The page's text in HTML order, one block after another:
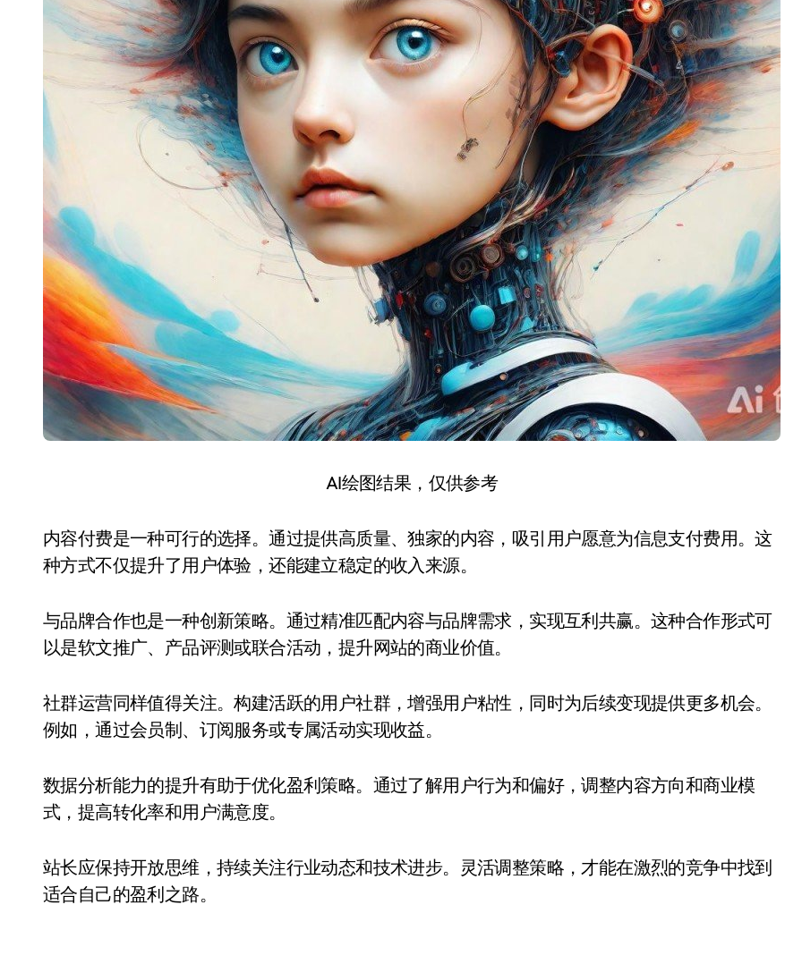
AI绘图结果，仅供参考
内容付费是一种可行的选择。通过提供高质量、独家的内容，吸引用户愿意为信息支付费用。这
种方式不仅提升了用户体验，还能建立稳定的收入来源。
与品牌合作也是一种创新策略。通过精准匹配内容与品牌需求，实现互利共赢。这种合作形式可
以是软文推广、产品评测或联合活动，提升网站的商业价值。
社群运营同样值得关注。构建活跃的用户社群，增强用户粘性，同时为后续变现提供更多机会。
例如，通过会员制、订阅服务或专属活动实现收益。
数据分析能力的提升有助于优化盈利策略。通过了解用户行为和偏好，调整内容方向和商业模
式，提高转化率和用户满意度。
站长应保持开放思维，持续关注行业动态和技术进步。灵活调整策略，才能在激烈的竞争中找到
适合自己的盈利之路。